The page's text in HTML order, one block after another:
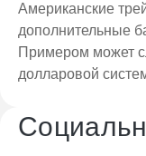
Американские
дополнительные
Примером может
долларовой